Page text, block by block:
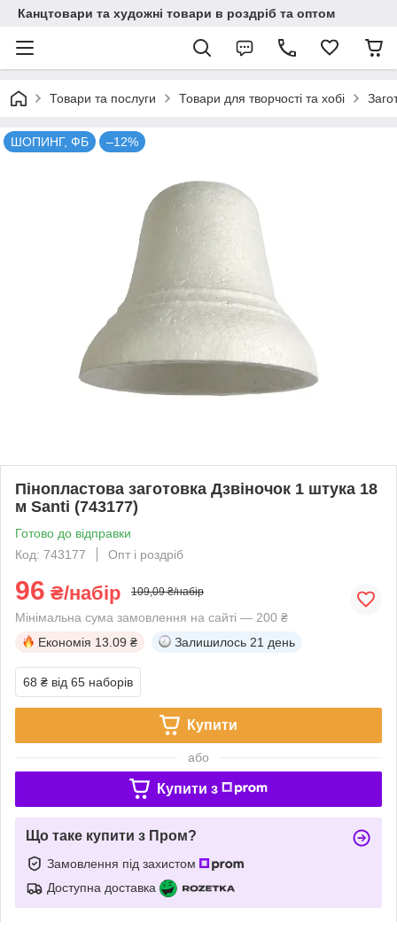
Канцтовари та художні товари в роздріб та оптом
Товари та послуги Товари для творчості та хобі
ШОПИНГ, ФБ –12%
Пінопластова заготовка Дзвіночок 1 штука 18
м Santi (743177)
Готово до відправки
Код: 743177
Опт і роздріб
96 ₴/набір 109,09 ₴/набір
Мінімальна сума замовлення на сайті — 200 ₴
Економія 13.09 ₴ Залишилось 21 день
68 ₴ від 65 наборів
Купити
або
Купити з
Що таке купити з Пром?
Замовлення під захистом
Доступна доставка